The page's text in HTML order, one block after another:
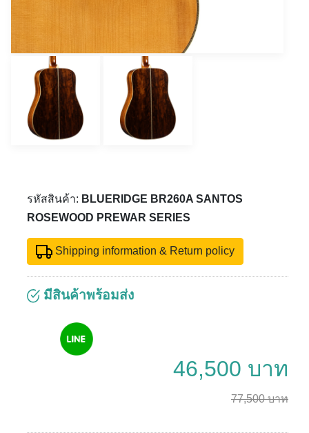
รหัสสินค้า: BLUERIDGE BR260A SANTOS
ROSEWOOD PREWAR SERIES
Shipping information & Return policy
มีสินค้าพร้อมส่ง
46,500 บาท
77,500 บาท